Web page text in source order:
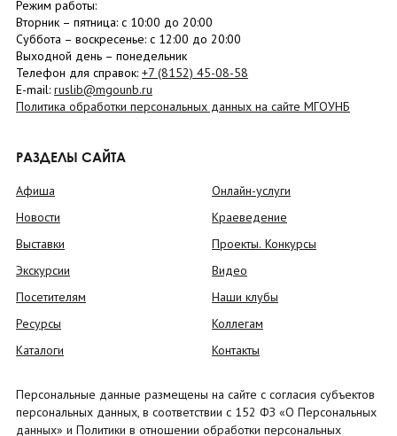
Режим работы:
Вторник – пятница: с 10:00 до 20:00
Суббота – воскресенье: c 12:00 до 20:00
Выходной день – понедельник
Телефон для справок: +7 (8152) 45-08-58
E-mail: ruslib@mgounb.ru
Политика обработки персональных данных на сайте МГОУНБ
РАЗДЕЛЫ САЙТА
Афиша
Новости
Выставки
Экскурсии
Посетителям
Ресурсы
Каталоги
Онлайн-услуги
Краеведение
Проекты. Конкурсы
Видео
Наши клубы
Коллегам
Контакты
Персональные данные размещены на сайте с согласия субъектов
персональных данных, в соответствии с 152 ФЗ «О Персональных
данных» и Политики в отношении обработки персональных